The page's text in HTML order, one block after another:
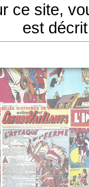
ce site,
est